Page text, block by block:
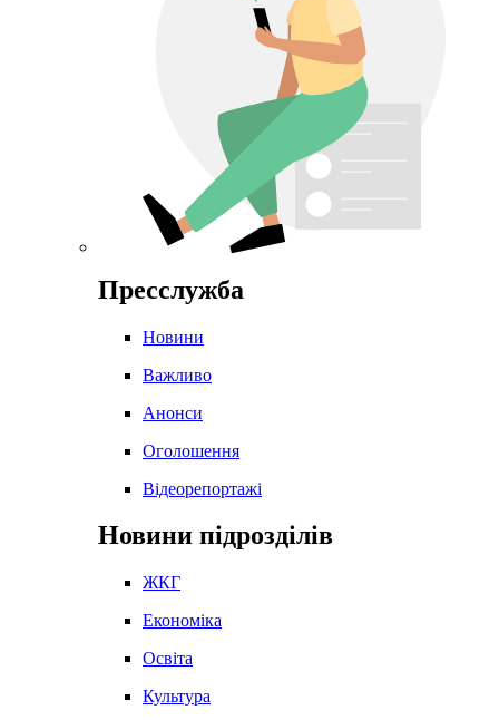
Пресслужба
Новини
Важливо
Анонси
Оголошення
Відеорепортажі
Новини підрозділів
ЖКГ
Економіка
Освіта
Культура